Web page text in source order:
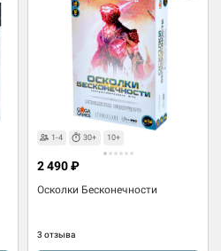
1-4 30+ 10+
Осколки Бесконечности
3 отзыва
2 490 ₽